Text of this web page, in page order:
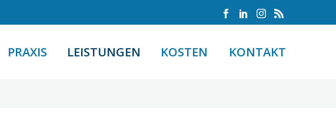
PRAXIS LEISTUNGEN KOSTEN KONTAKT